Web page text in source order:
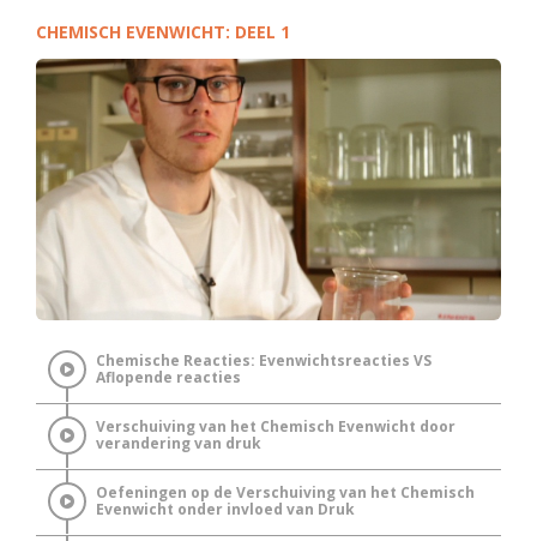
CHEMISCH EVENWICHT: DEEL 1
Chemische Reacties: Evenwichtsreacties VS
Aflopende reacties
Verschuiving van het Chemisch Evenwicht door
verandering van druk
Oefeningen op de Verschuiving van het Chemisch
Evenwicht onder invloed van Druk